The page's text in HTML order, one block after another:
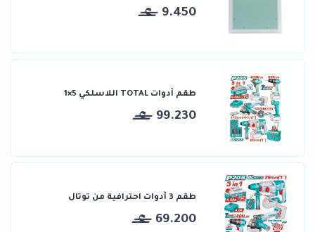
9.450
طقم أدوات TOTAL اللاسلكي 5×1
99.230
طقم 3 أدوات احترافية من توتال
69.200